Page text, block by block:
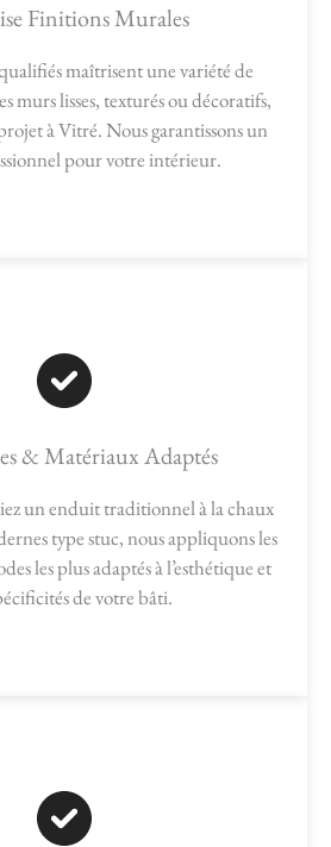
Finitions Murales
maîtrisent une variété de
murs lisses, texturés ou décoratifs,
à Vitré. Nous garantissons un
pour votre intérieur.
& Matériaux Adaptés
un enduit traditionnel à la chaux
type stuc, nous appliquons les
les plus adaptés à l’esthétique et
de votre bâti.